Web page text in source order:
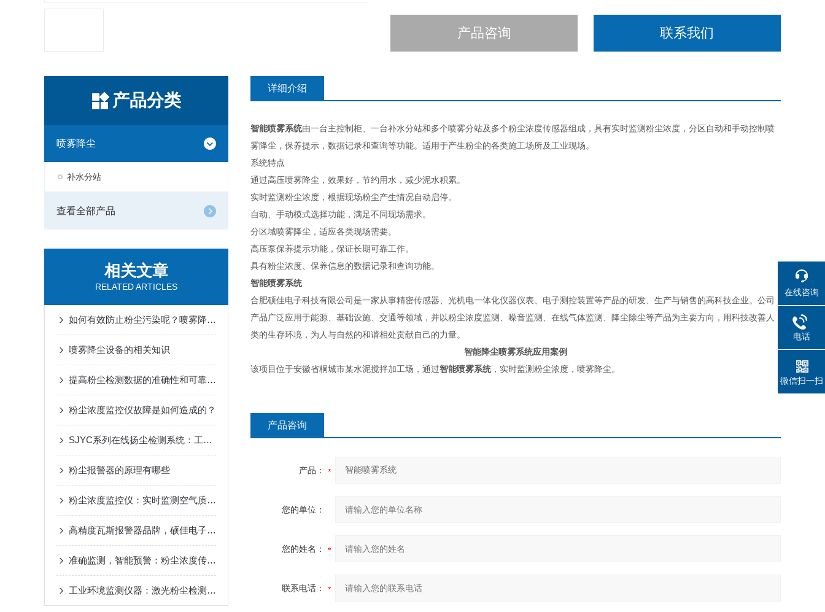
产品咨询 联系我们
产品分类
喷雾降尘
补水分站
查看全部产品
相关文章
RELATED ARTICLES
如何有效防止粉尘污染呢？喷雾降尘设备来助力
喷雾降尘设备的相关知识
提高粉尘检测数据的准确性和可靠性的探讨
粉尘浓度监控仪故障是如何造成的？
SJYC系列在线扬尘检测系统：工业安全守护者
粉尘报警器的原理有哪些
粉尘浓度监控仪：实时监测空气质量，呵护健康
高精度瓦斯报警器品牌，硕佳电子矿用防爆口碑优选
准确监测，智能预警：粉尘浓度传感器的高效应用
工业环境监测仪器：激光粉尘检测仪的应用与优势
详细介绍
智能喷雾系统由一台主控制柜、一台补水分站和多个喷雾分站及多个粉尘浓度传感器组成，具有实时监测粉尘浓度，分区自动和手动控制喷
雾降尘，保养提示，数据记录和查询等功能。适用于产生粉尘的各类施工场所及工业现场。
系统特点
通过高压喷雾降尘，效果好，节约用水，减少泥水积累。
实时监测粉尘浓度，根据现场粉尘产生情况自动启停。
自动、手动模式选择功能，满足不同现场需求。
分区域喷雾降尘，适应各类现场需要。
高压泵保养提示功能，保证长期可靠工作。
具有粉尘浓度、保养信息的数据记录和查询功能。
智能喷雾系统
合肥硕佳电子科技有限公司是一家从事精密传感器、光机电一体化仪器仪表、电子测控装置等产品的研发、生产与销售的高科技企业。公司
产品广泛应用于能源、基础设施、交通等领域，并以粉尘浓度监测、噪音监测、在线气体监测、降尘除尘等产品为主要方向，用科技改善人
类的生存环境，为人与自然的和谐相处贡献自己的力量。
智能降尘喷雾系统应用案例
该项目位于安徽省桐城市某水泥搅拌加工场，通过智能喷雾系统，实时监测粉尘浓度，喷雾降尘。
产品咨询
产品：
您的单位：
您的姓名：
联系电话：
在线咨询
电话
微信扫一扫